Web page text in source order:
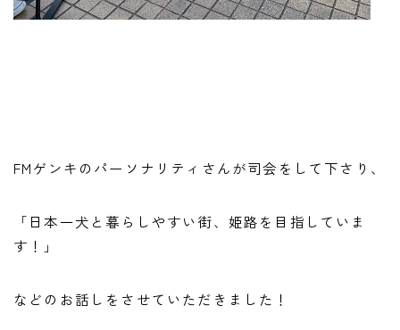
FMゲンキのパーソナリティさんが司会をして下さり、
「日本一犬と暮らしやすい街、姫路を目指していま
す！」
などのお話しをさせていただきました！